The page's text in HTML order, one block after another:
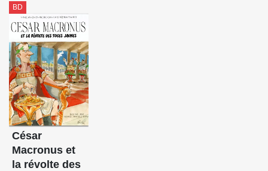
BD
César
Macronus et
la révolte des